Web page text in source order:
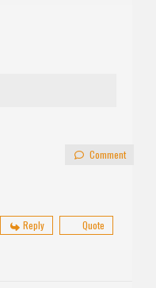
Comment
Reply Quote